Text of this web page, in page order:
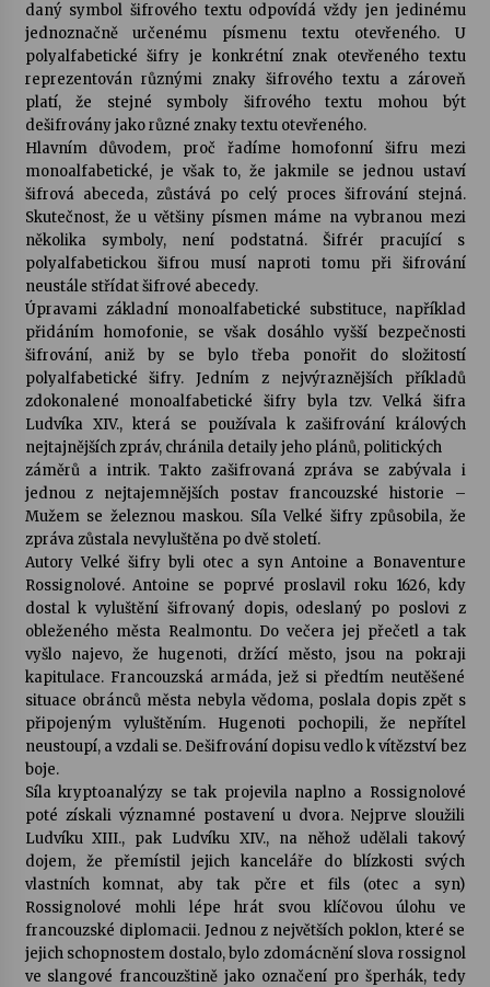
daný symbol šifrového textu odpovídá vždy jen jedinému
jednoznačně určenému písmenu textu otevřeného. U
polyalfabetické šifry je konkrétní znak otevřeného textu
reprezentován různými znaky šifrového textu a zároveň
platí, že stejné symboly šifrového textu mohou být
dešifrovány jako různé znaky textu otevřeného.
Hlavním důvodem, proč řadíme homofonní šifru mezi
monoalfabetické, je však to, že jakmile se jednou ustaví
šifrová abeceda, zůstává po celý proces šifrování stejná.
Skutečnost, že u většiny písmen máme na vybranou mezi
několika symboly, není podstatná. Šifrér pracující s
polyalfabetickou šifrou musí naproti tomu při šifrování
neustále střídat šifrové abecedy.
Úpravami základní monoalfabetické substituce, například
přidáním homofonie, se však dosáhlo vyšší bezpečnosti
šifrování, aniž by se bylo třeba ponořit do složitostí
polyalfabetické šifry. Jedním z nejvýraznějších příkladů
zdokonalené monoalfabetické šifry byla tzv. Velká šifra
Ludvíka XIV., která se používala k zašifrování králových
nejtajnějších zpráv, chránila detaily jeho plánů, politických
záměrů a intrik. Takto zašifrovaná zpráva se zabývala i
jednou z nejtajemnějších postav francouzské historie –
Mužem se železnou maskou. Síla Velké šifry způsobila, že
zpráva zůstala nevyluštěna po dvě století.
Autory Velké šifry byli otec a syn Antoine a Bonaventure
Rossignolové. Antoine se poprvé proslavil roku 1626, kdy
dostal k vyluštění šifrovaný dopis, odeslaný po poslovi z
obleženého města Realmontu. Do večera jej přečetl a tak
vyšlo najevo, že hugenoti, držící město, jsou na pokraji
kapitulace. Francouzská armáda, jež si předtím neutěšené
situace obránců města nebyla vědoma, poslala dopis zpět s
připojeným vyluštěním. Hugenoti pochopili, že nepřítel
neustoupí, a vzdali se. Dešifrování dopisu vedlo k vítězství bez
boje.
Síla kryptoanalýzy se tak projevila naplno a Rossignolové
poté získali významné postavení u dvora. Nejprve sloužili
Ludvíku XIII., pak Ludvíku XIV., na něhož udělali takový
dojem, že přemístil jejich kanceláře do blízkosti svých
vlastních komnat, aby tak pčre et fils (otec a syn)
Rossignolové mohli lépe hrát svou klíčovou úlohu ve
francouzské diplomacii. Jednou z největších poklon, které se
jejich schopnostem dostalo, bylo zdomácnění slova rossignol
ve slangové francouzštině jako označení pro šperhák, tedy